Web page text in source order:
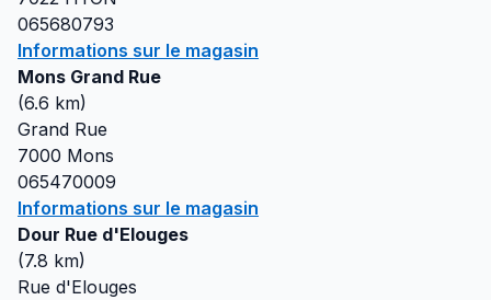
065680793
Informations sur le magasin
Mons Grand Rue
(6.6 km)
Grand Rue
7000 Mons
065470009
Informations sur le magasin
Dour Rue d'Elouges
(7.8 km)
Rue d'Elouges